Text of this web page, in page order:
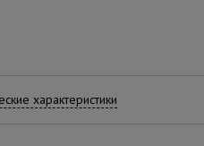
характеристики